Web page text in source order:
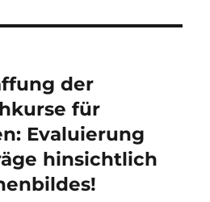
der
für
Evaluierung
hinsichtlich